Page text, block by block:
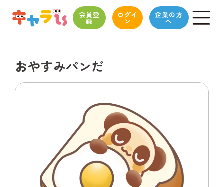
会員登
録
ログイ
ン
企業の方
へ
おやすみパンだ